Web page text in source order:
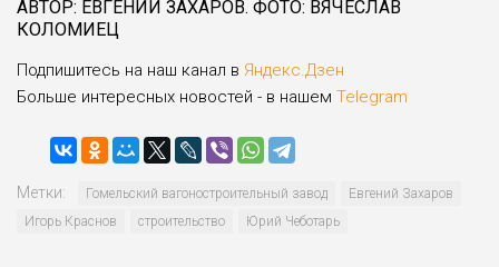
АВТОР: ЕВГЕНИЙ ЗАХАРОВ. ФОТО: ВЯЧЕСЛАВ
КОЛОМИЕЦ
Подпишитесь на наш канал в Яндекс.Дзен
Больше интересных новостей - в нашем Telegram
Метки: Гомельский вагоностроительный завод
Евгений Захаров
Игорь Краснов
строительство Юрий Чеботарь